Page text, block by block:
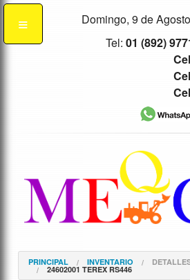
Domingo, 9 de
Tel:01 (892)
PRINCIPAL INVENTARIO
24602001 TEREX RS446